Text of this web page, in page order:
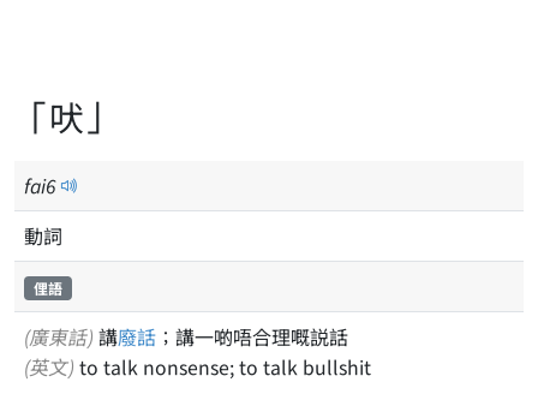
「吠」
fai6
動詞
俚語
(廣東話) 講廢話 ；講一啲唔合理嘅説話
(英文) to talk nonsense; to talk bullshit